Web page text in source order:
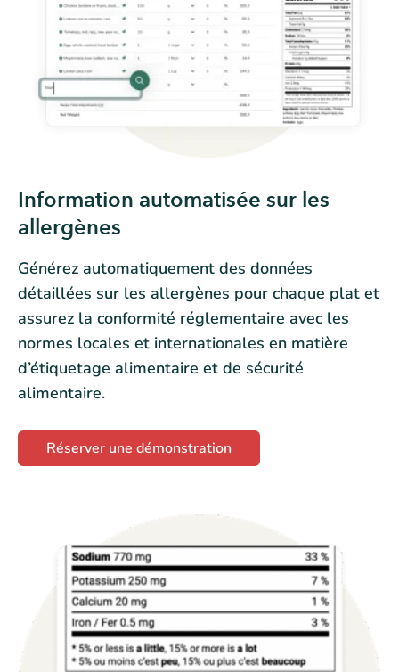
Information automatisée sur les
allergènes
Générez automatiquement des données
détaillées sur les allergènes pour chaque plat et
assurez la conformité réglementaire avec les
normes locales et internationales en matière
d’étiquetage alimentaire et de sécurité
alimentaire.
Réserver une démonstration